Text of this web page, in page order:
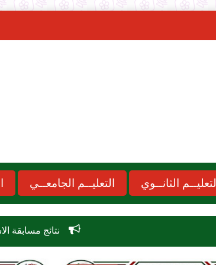
التعليــم الثانــوي التعليــم الجامعــي
نتائج مسابقة الاساتذة 2026 concours onec dz